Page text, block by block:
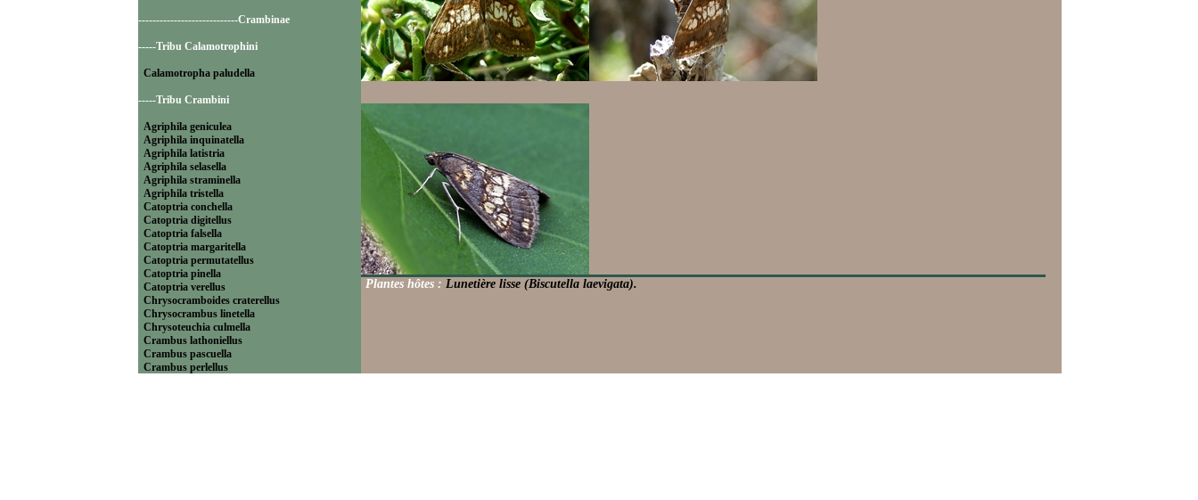
----------------------------Crambinae
-----Tribu Calamotrophini
Calamotropha paludella
-----Tribu Crambini
Agriphila geniculea
Agriphila inquinatella
Agriphila latistria
Agriphila selasella
Agriphila straminella
Agriphila tristella
Catoptria conchella
Catoptria digitellus
Catoptria falsella
Catoptria margaritella
Catoptria permutatellus
Catoptria pinella
Catoptria verellus
Chrysocramboides craterellus
Chrysocrambus linetella
Chrysoteuchia culmella
Crambus lathoniellus
Crambus pascuella
Crambus perlellus
Plantes hôtes : Lunetière lisse (Biscutella laevigata).